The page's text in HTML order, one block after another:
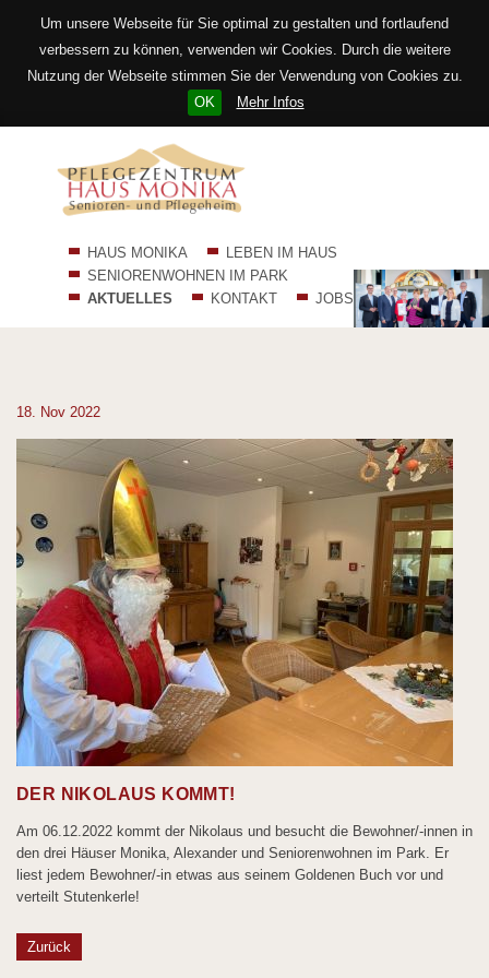
Um unsere Webseite für Sie optimal zu gestalten und fortlaufend
verbessern zu können, verwenden wir Cookies. Durch die weitere
Nutzung der Webseite stimmen Sie der Verwendung von Cookies zu.
OK
Mehr Infos
Navigation
überspringen
HAUS MONIKA
LEBEN IM HAUS
SENIORENWOHNEN IM PARK
AKTUELLES
KONTAKT JOBS
18. Nov 2022
DER NIKOLAUS KOMMT!
Am 06.12.2022 kommt der Nikolaus und besucht die Bewohner/-innen in
den drei Häuser Monika, Alexander und Seniorenwohnen im Park. Er
liest jedem Bewohner/-in etwas aus seinem Goldenen Buch vor und
verteilt Stutenkerle!
Zurück